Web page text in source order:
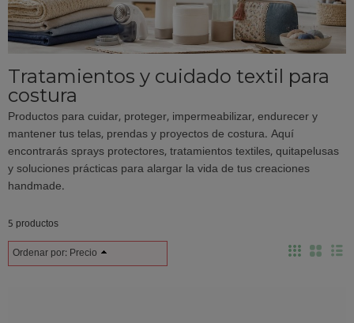
Tratamientos y cuidado textil para
costura
Productos para cuidar, proteger, impermeabilizar, endurecer y
mantener tus telas, prendas y proyectos de costura. Aquí
encontrarás sprays protectores, tratamientos textiles, quitapelusas
y soluciones prácticas para alargar la vida de tus creaciones
handmade.
5 productos
Ordenar por: Precio